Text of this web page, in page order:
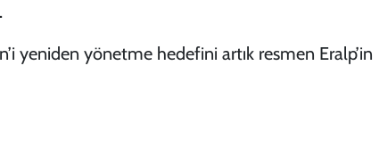
yeniden yönetme hedefini artık resmen Eralp’in